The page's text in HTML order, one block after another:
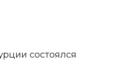
состоялся